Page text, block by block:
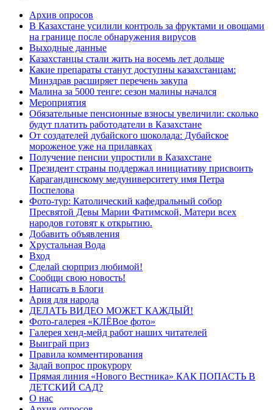
Архив опросов
В Казахстане усилили контроль за фруктами и овощами
на границе после обнаружения вирусов
Выходные данные
Казахстанцы стали жить на восемь лет дольше
Какие препараты станут доступны казахстанцам:
Минздрав расширяет перечень закупа
Малина за 5000 тенге: сезон малины начался
Мероприятия
Обязательные пенсионные взносы увеличили: сколько
будут платить работодатели в Казахстане
От создателей дубайского шоколада: Дубайское
мороженое уже на прилавках
Получение пенсии упростили в Казахстане
Президент страны поддержал инициативу присвоить
Карагандинскому медуниверситету имя Петра
Поспелова
Фото-тур: Католический кафедральный собор
Пресвятой Девы Марии Фатимской, Матери всех
народов готовят к открытию.
Добавить объявления
Хрустальная Вода
Вход
Сделай сюрприз любимой!
Сообщи свою новость!
Написать в Блоги
Ария для народа
ДЕЛАТЬ ВИДЕО МОЖЕТ КАЖДЫЙ!
Фото-галерея «КЛЁВое фото»
Галерея хенд-мейд работ наших читателей
Выиграй приз
Правила комментирования
Задай вопрос прокурору
Прямая линия «Нового Вестника» КАК ПОПАСТЬ В
ДЕТСКИЙ САД?
О нас